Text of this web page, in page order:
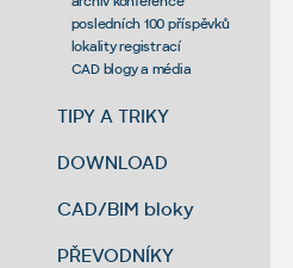
posledních 100 příspěvků
lokality registrací
CAD blogy a média
TIPY A TRIKY
DOWNLOAD
CAD/BIM bloky
PŘEVODNÍKY